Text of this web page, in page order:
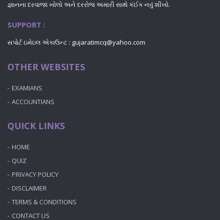
જ્ઞાનના દરવાજા ખોલો અને દરરોજ અમારી સાથે કંઈક નવું શીખો.
SUPPORT :
સપોર્ટ ઇમેઇલ એકાઉન્ટ : gujaratimcq@yahoo.com
OTHER WEBSITES
EXAMIANS
ACCOUNTIANS
QUICK LINKS
HOME
QUIZ
PRIVACY POLICY
DISCLAIMER
TERMS & CONDITIONS
CONTACT US